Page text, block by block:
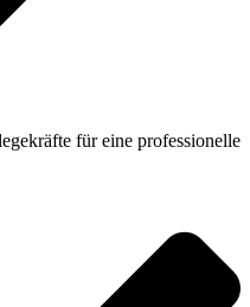
für eine professionelle